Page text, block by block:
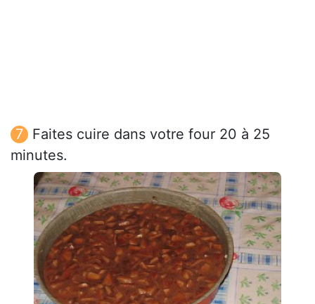
Faites cuire dans votre four 20 à 25
minutes.